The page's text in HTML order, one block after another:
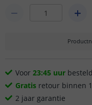
Voor 23:45 uur
Gratis retour binnen
2 jaar garantie